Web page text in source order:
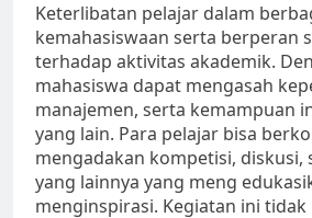
Keterlibatan pelajar dalam
kemahasiswaan serta berperan
terhadap aktivitas akademik.
mahasiswa dapat mengasah
manajemen, serta kemampuan
yang lain. Para pelajar bisa
mengadakan kompetisi, diskusi,
yang lainnya yang meng
menginspirasi. Kegiatan ini tidak